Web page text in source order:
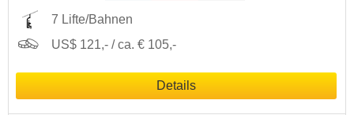
7 Lifte/Bahnen
US$ 121,- / ca. € 105,-
Details